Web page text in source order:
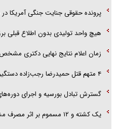
پرونده حقوقی جنایت جنگی آمریکا در
هیچ واحد تولیدی بدون اطلاع قبلی
زمان اعلام نتایج نهایی دکتری
۴ متهم قتل حمیدرضا رجب‌زاده دستگیر شدند
گسترش تبادل بورسیه و اجرای
یک کشته و ۱۲ مسموم بر اثر مصرف مشروبات الکلی در نیشابور